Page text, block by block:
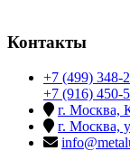
Контакты
+7 (499) 348-
+7 (916) 450-
г. Москва,
г. Москва,